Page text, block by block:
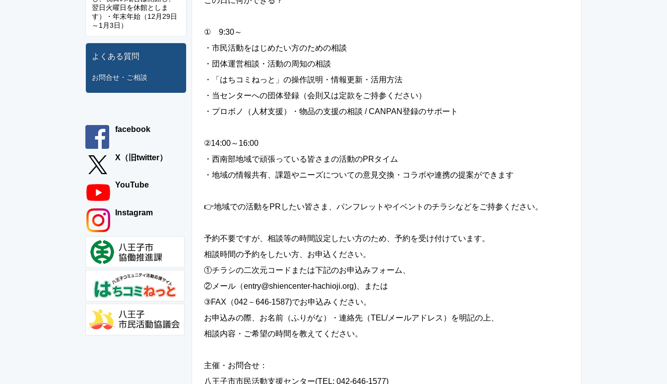
翌日火曜日を休館としま
す）・年末年始（12月29日
～1月3日）
よくある質問
お問合せ・ご相談
facebook
X（旧twitter）
YouTube
Instagram
① 9:30～
・市民活動をはじめたい方のための相談
・団体運営相談・活動の周知の相談
・「はちコミねっと」の操作説明・情報更新・活用方法
・当センターへの団体登録（会則又は定款をご持参ください）
・プロボノ（人材支援）・物品の支援の相談 / CANPAN登録のサポート
②14:00～16:00
・西南部地域で頑張っている皆さまの活動のPRタイム
・地域の情報共有、課題やニーズについての意見交換・コラボや連携の提案ができます
👉地域での活動をPRしたい皆さま、パンフレットやイベントのチラシなどをご持参ください。
予約不要ですが、相談等の時間設定したい方のため、予約を受け付けています。
相談時間の予約をしたい方、お申込ください。
①チラシの二次元コードまたは下記のお申込みフォーム、
②メール（entry@shiencenter-hachioji.org)、または
③FAX（042－646-1587)でお申込みください。
お申込みの際、お名前（ふりがな）・連絡先（TEL/メールアドレス）を明記の上、
相談内容・ご希望の時間を教えてください。
主催・お問合せ：
八王子市市民活動支援センター(TEL: 042-646-1577)